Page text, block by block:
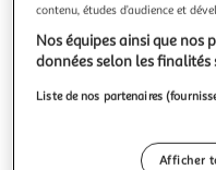
Plus d'options
Vendu par2KINGS
Livraison dès 6/7
Plus d'options
contenu, études d’audience et
Nos équipes ainsi que nos
données selon les finalités
Liste de nos partenaires
Afficher